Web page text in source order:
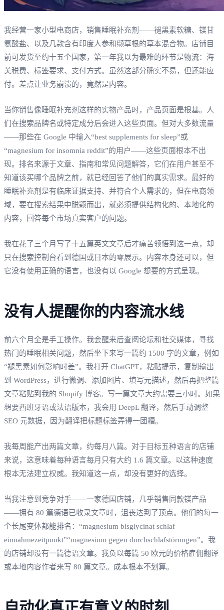
我经营一家小型电商店，销售睡眠补充剂——褪黑素软糖、镁甘
氨酸盐、以及几款含有印度人参和缬草根的草本混合物。店铺目
前可发货至约十五个国家，第一年我以为最难的环节是物流：海
关税费、标签要求、支付方式。虽然这部分确实不易，但还能应
付。差点让业务崩溃的，竟然是内容。
当你销售像睡眠补充剂这样的实物产品时，产品页面是根基。人
们在搜索品牌名或特定成分后会进入这些页面。但对大多数流量
——那些在 Google 中输入“best supplements for sleep”或
“magnesium for insomnia reddit”的用户——这些页面根本不出
现。排名来源于文章、指南和常见问题解答，它们在用户甚至不
知道该买哪个品牌之前，就已经回答了他们的真实需求。最好的
睡眠补充剂是有临床证据支持、并符合个人需求的，但在电商领
域，要在搜索结果中脱颖而出，就必须提供结构化的、本地化的
内容，回答每个市场真实客户的问题。
我在花了三个月写了十五篇英文文章后才痛苦领悟到这一点，却
只在搜索控制台看到德国或日本的零展示。内容本身还可以，但
它没有使用正确的语言，也没有以 Google 想要的方式呈现。
没有人提醒你的内容流水线
前六个月全是手工操作。我会醒来后查阅论坛和社交媒体，寻找
热门的睡眠相关问题，然后坐下来写一篇约 1500 字的文章，例如
“褪黑素如何影响时差”。我打开 ChatGPT，粘贴提示，复制输出
到 WordPress，进行微调、添加图片、填写元描述，然后再把整篇
文章粘贴到我的 Shopify 博客。写一篇文章大约需要三小时。如果
想要西班牙语或法语版本，我会用 DeepL 翻译，然后手动调整
SEO 元数据，因为翻译把标题标签弄得一团糟。
我每周能产出两篇文章，约每月八篇。对于目标五种语言的店铺
来说，这意味着每种语言每月只有大约 1.6 篇文章。以这种速度
根本无法建立权威。我知道这一点，却没有更好的选择。
当我注意到竞争对手——一家德国店铺，几乎销售同款镁产品
——拥有 80 篇德语已收录文章时，沮丧达到了顶点。他们的每一
个长尾变体都能排名：“magnesium bisglycinat schlaf
einnahmezeitpunkt”“magnesium gegen durchschlafstörungen”。我
的店铺却没有一篇德语文章。我负以每篇 50 欧元的价格雇佣翻译
或本地内容作者来写 80 篇文章。成本根本不划算。